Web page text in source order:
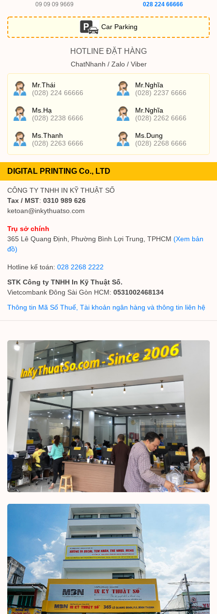
09 09 09 9669
028 224 66666
Car Parking
HOTLINE ĐẶT HÀNG
ChatNhanh / Zalo / Viber
Mr.Thái
(028) 224 66666
Mr.Nghĩa
(028) 2237 6666
Ms.Hạ
(028) 2238 6666
Mr.Nghĩa
(028) 2262 6666
Ms.Thanh
(028) 2263 6666
Ms.Dung
(028) 2268 6666
DIGITAL PRINTING Co., LTD
CÔNG TY TNHH IN KỸ THUẬT SỐ
Tax / MST: 0310 989 626
ketoan@inkythuatso.com
Trụ sở chính
365 Lê Quang Định, Phường Bình Lợi Trung, TPHCM (Xem bản
đồ)
Hotline kế toán: 028 2268 2222
STK Công ty TNHH In Kỹ Thuật Số.
Vietcombank Đông Sài Gòn HCM: 0531002468134
Thông tin Mã Số Thuế, Tài khoản ngân hàng và thông tin liên hệ